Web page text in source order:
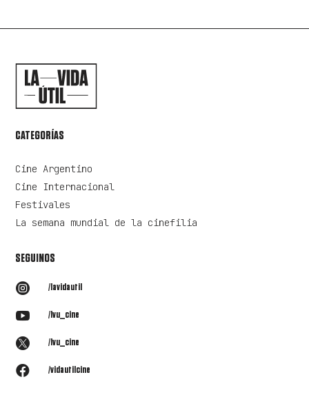
CATEGORÍAS
Cine Argentino
Cine Internacional
Festivales
La semana mundial de la cinefilia
SEGUINOS
 /lavidautil
 /lvu_cine
 /lvu_cine
 /vidautilcine